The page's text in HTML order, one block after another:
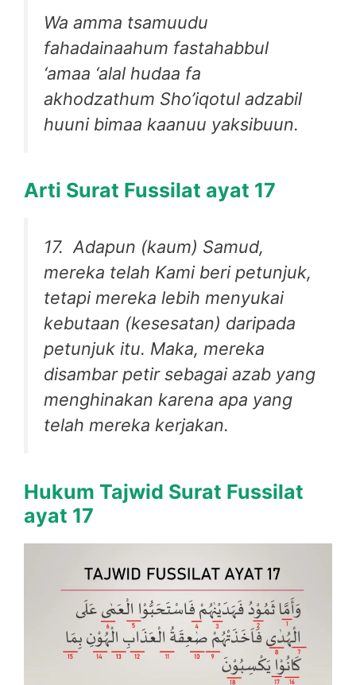
Wa amma tsamuudu
fahadainaahum fastahabbul
‘amaa ‘alal hudaa fa
akhodzathum Sho’iqotul adzabil
huuni bimaa kaanuu yaksibuun.
Arti Surat Fussilat ayat 17
17. Adapun (kaum) Samud,
mereka telah Kami beri petunjuk,
tetapi mereka lebih menyukai
kebutaan (kesesatan) daripada
petunjuk itu. Maka, mereka
disambar petir sebagai azab yang
menghinakan karena apa yang
telah mereka kerjakan.
Hukum Tajwid Surat Fussilat
ayat 17